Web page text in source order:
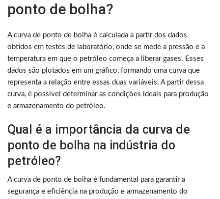
ponto de bolha?
A curva de ponto de bolha é calculada a partir dos dados
obtidos em testes de laboratório, onde se mede a pressão e a
temperatura em que o petróleo começa a liberar gases. Esses
dados são plotados em um gráfico, formando uma curva que
representa a relação entre essas duas variáveis. A partir dessa
curva, é possível determinar as condições ideais para produção
e armazenamento do petróleo.
Qual é a importância da curva de
ponto de bolha na indústria do
petróleo?
A curva de ponto de bolha é fundamental para garantir a
segurança e eficiência na produção e armazenamento do